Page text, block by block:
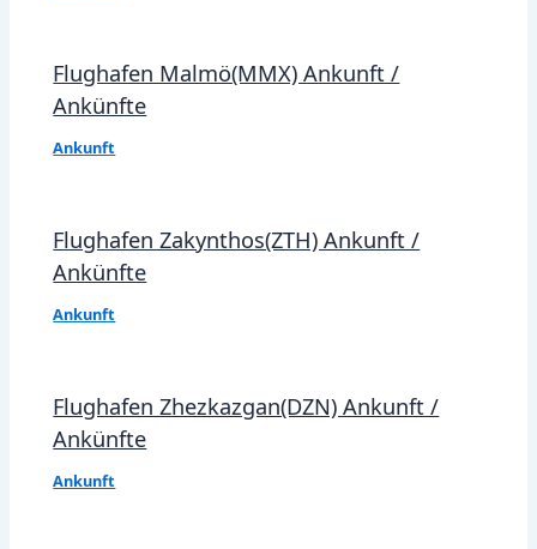
Flughafen Malmö(MMX) Ankunft /
Ankünfte
Ankunft
Flughafen Zakynthos(ZTH) Ankunft /
Ankünfte
Ankunft
Flughafen Zhezkazgan(DZN) Ankunft /
Ankünfte
Ankunft